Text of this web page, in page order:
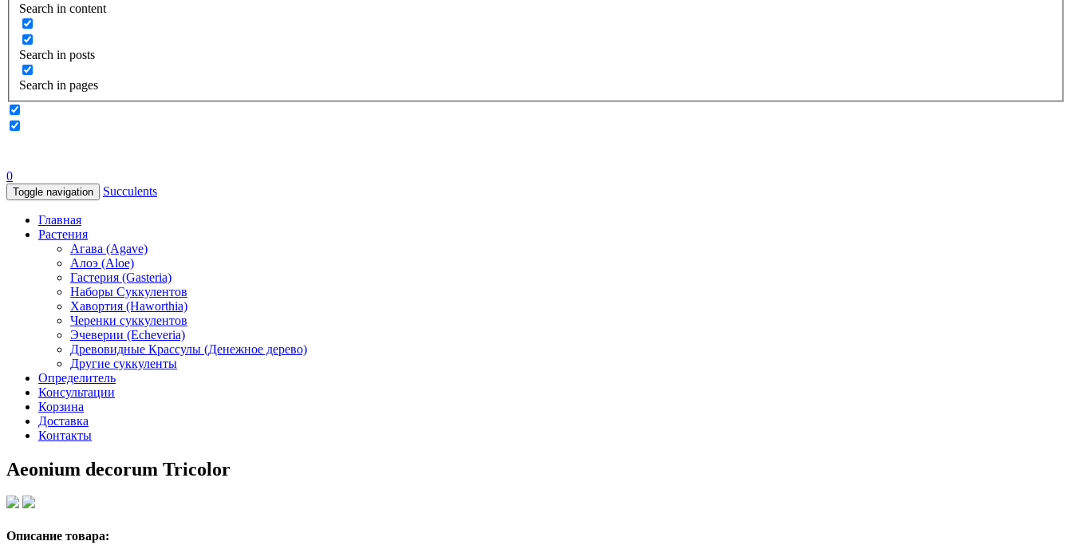
Search in content
Search in posts
Search in pages
0
Toggle navigation Succulents
Главная
Растения
Агава (Agave)
Алоэ (Aloe)
Гастерия (Gasteria)
Наборы Суккулентов
Хавортия (Haworthia)
Черенки суккулентов
Эчеверии (Echeveria)
Древовидные Крассулы (Денежное дерево)
Другие суккуленты
Определитель
Консультации
Корзина
Доставка
Контакты
Aeonium decorum Tricolor
Описание товара: